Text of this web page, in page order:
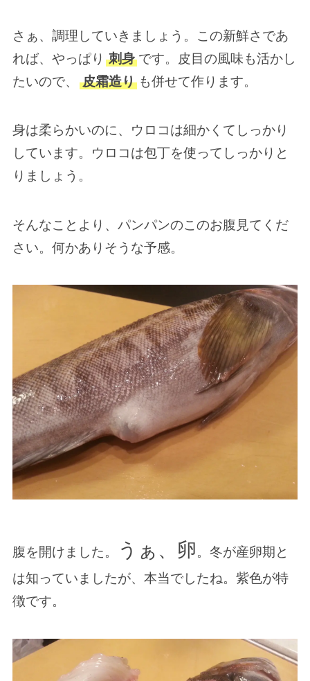
さぁ、調理していきましょう。この新鮮さであ
れば、やっぱり 刺身 です。皮目の風味も活かし
たいので、
皮霜造り も併せて作ります。
身は柔らかいのに、ウロコは細かくてしっかり
しています。ウロコは包丁を使ってしっかりと
りましょう。
そんなことより、パンパンのこのお腹見てくだ
さい。何かありそうな予感。
腹を開けました。 うぁ、卵。冬が産卵期と
は知っていましたが、本当でしたね。紫色が特
徴です。